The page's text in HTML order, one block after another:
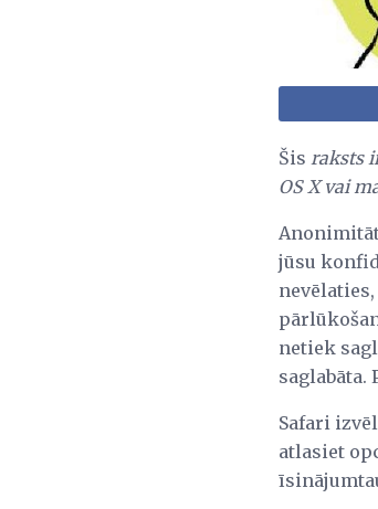
Šis raksts
OS X vai
jūsu
netiek
saglabāta.
Safari
atlasiet